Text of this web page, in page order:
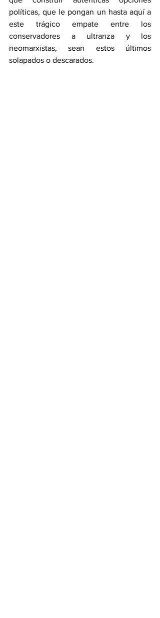
políticas, que le pongan un hasta aquí a
este trágico empate entre los
conservadores a ultranza y los
neomarxistas, sean estos últimos
solapados o descarados.